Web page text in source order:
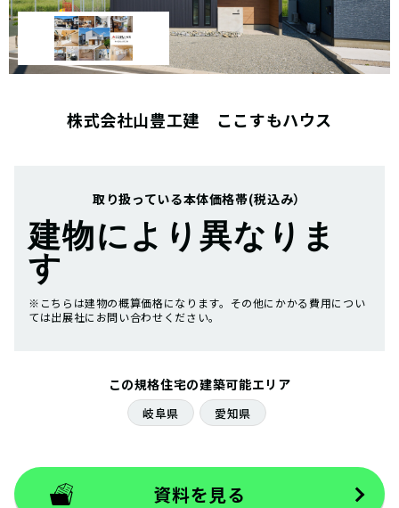
株式会社山豊工建 ここすもハウス
取り扱っている本体価格帯(税込み）
建物により異なりま
す
※こちらは建物の概算価格になります。その他にかかる費用につい
ては出展社にお問い合わせください。
この規格住宅の建築可能エリア
岐阜県 愛知県
資料を見る